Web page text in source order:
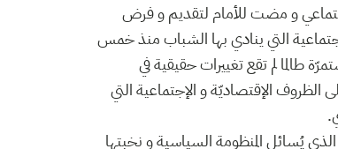
و مضت للأمام لتقديم و فرض
التي ينادي بها الشباب منذ خمس
طالما لم تقع تغييرات حقيقية في
الظروف الإقتصاديّة و الإجتماعية التي
يُسائل المنظومة السياسية و نخبتها